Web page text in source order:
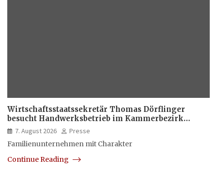
Wirtschaftsstaatssekretär Thomas Dörflinger
besucht Handwerksbetrieb im Kammerbezirk
Freiburg
7. August 2026
Presse
Familienunternehmen mit Charakter
Continue Reading